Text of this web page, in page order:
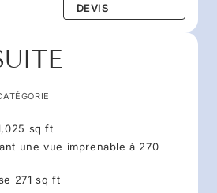
DEVIS
sq ft
une vue imprenable à 270
271 sq ft